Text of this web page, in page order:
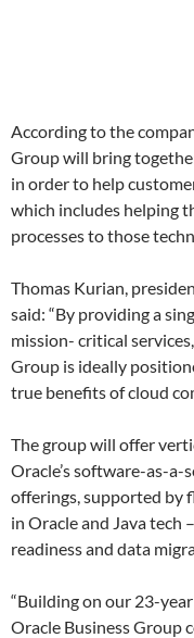
According to the
Group will bring
in order to help
which includes helping
processes to those
Thomas Kurian,
said: “By providing a
mission- critical
Group is ideally
true benefits of cloud
The group will offer
Oracle’s software-as-
offerings, supported by
in Oracle and Java tech
readiness and data
“Building on our 23-
Oracle Business Group